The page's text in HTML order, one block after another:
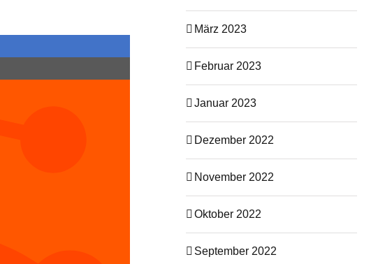
März 2023
Februar 2023
Januar 2023
Dezember 2022
November 2022
Oktober 2022
September 2022